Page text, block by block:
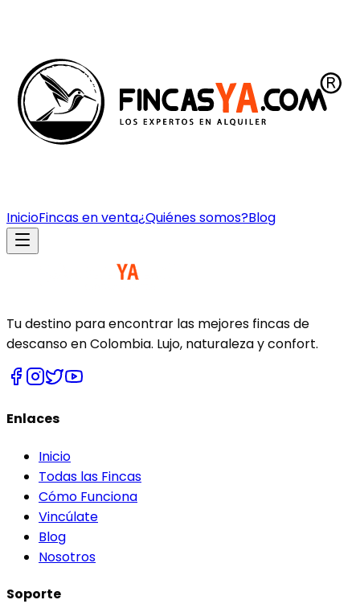
InicioFincas en venta¿Quiénes somos?Blog
Tu destino para encontrar las mejores fincas de
descanso en Colombia. Lujo, naturaleza y confort.
Enlaces
Inicio
Todas las Fincas
Cómo Funciona
Vincúlate
Blog
Nosotros
Soporte